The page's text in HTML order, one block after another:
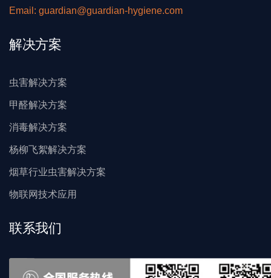
Email: guardian@guardian-hygiene.com
解决方案
虫害解决方案
甲醛解决方案
消毒解决方案
杨柳飞絮解决方案
烟草行业虫害解决方案
物联网技术应用
联系我们